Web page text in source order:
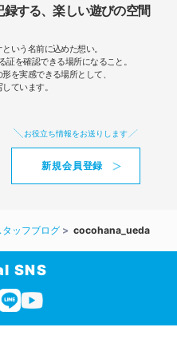
する、楽しい遊びの空間
いう名前に込めた想い。
証を確認できる場所になること。
を実感できる場所として、
ています。
お役立ち情報をお送りします
新規会員登録
タッフブログ cocohana_ueda
SNS